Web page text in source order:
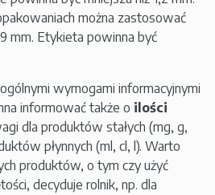
można zastosować
mm. Etykieta powinna być
wymogami informacyjnymi
informować także o ilości
dla produktów stałych (mg, g,
płynnych (ml, cl, l). Warto
produktów, o tym czy użyć
decyduje rolnik, np. dla